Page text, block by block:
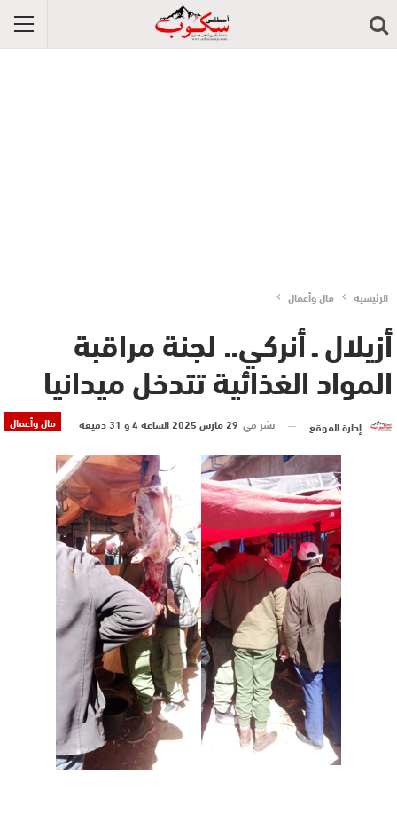
الرئيسية مال وأعمال
أزيلال ـ أنركي.. لجنة مراقبة
المواد الغذائية تتدخل ميدانيا
مال وأعمال إدارة الموقع نشر في 29 مارس 2025 الساعة 4 و 31 دقيقة